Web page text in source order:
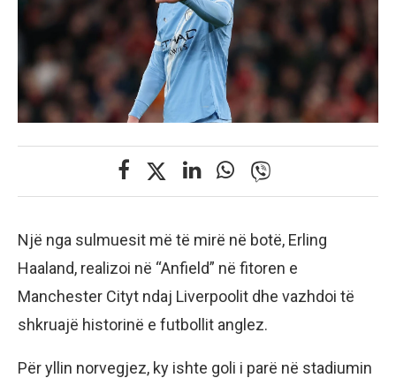
Një nga sulmuesit më të mirë në botë, Erling
Haaland, realizoi në “Anfield” në fitoren e
Manchester Cityt ndaj Liverpoolit dhe vazhdoi të
shkruajë historinë e futbollit anglez.
Për yllin norvegjez, ky ishte goli i parë në stadiumin